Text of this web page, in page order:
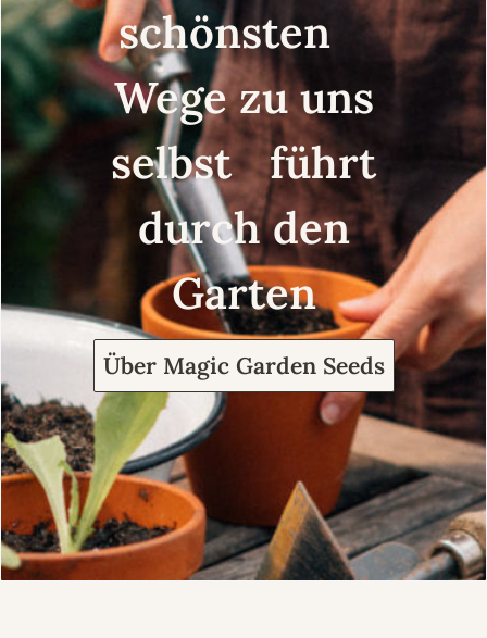
schönsten
Wege zu uns
selbst führt
durch den
Garten
Über Magic Garden Seeds